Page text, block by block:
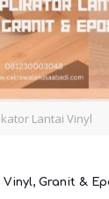
Lantai Vinyl
Granit &